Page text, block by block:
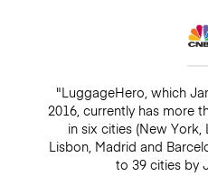
"LuggageHero, which
2016, currently has more
in six cities (New
Lisbon, Madrid and
to 39 cities by